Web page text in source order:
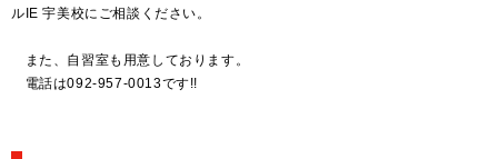
ルIE 宇美校にご相談ください。
また、自習室も用意しております。
電話は092-957-0013です!!